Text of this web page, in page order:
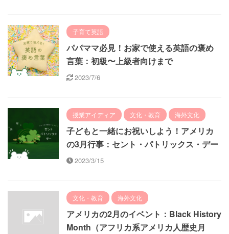
子育て英語
パパママ必見！お家で使える英語の褒め
言葉：初級〜上級者向けまで
2023/7/6
授業アイディア 文化・教育 海外文化
子どもと一緒にお祝いしよう！アメリカ
の3月行事：セント・パトリックス・デー
2023/3/15
文化・教育 海外文化
アメリカの2月のイベント：Black History
Month（アフリカ系アメリカ人歴史月